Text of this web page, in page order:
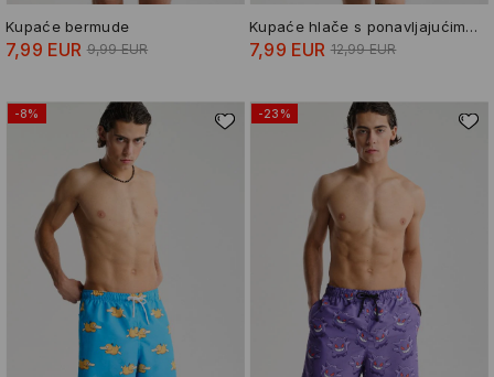
Kupaće bermude
7,99 EUR 9,99 EUR
Kupaće hlače s ponavljajućim uzorkom Shrek
7,99 EUR 12,99 EUR
-8% -23%